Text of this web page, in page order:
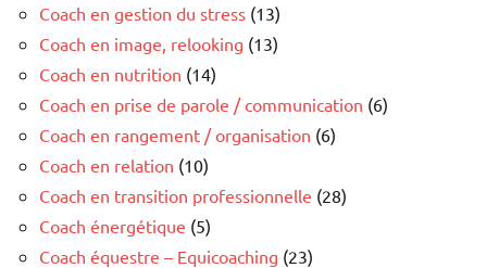
Coach en gestion du stress (13)
Coach en image, relooking (13)
Coach en nutrition (14)
Coach en prise de parole / communication (6)
Coach en rangement / organisation (6)
Coach en relation (10)
Coach en transition professionnelle (28)
Coach énergétique (5)
Coach équestre – Equicoaching (23)